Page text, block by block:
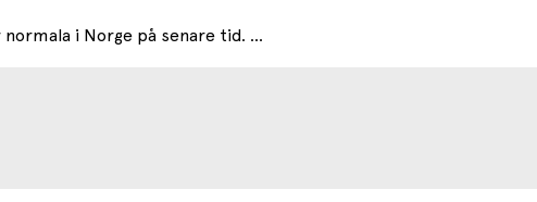
i Norge på senare tid. ...